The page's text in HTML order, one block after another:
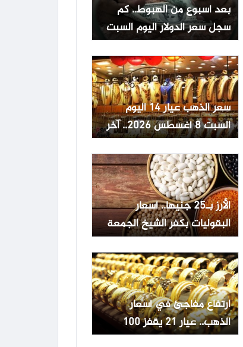
بعد أسبوع من الهبوط.. كم
سجل سعر الدولار اليوم السبت
8-8-2026 في البنوك؟
سعر الذهب عيار 14 اليوم
السبت 8 أغسطس 2026.. آخر
تحديث في محلات الصاغة
الأرز بـ25 جنيها.. أسعار
البقوليات بكفر الشيخ الجمعة
7 أغسطس 2026
ارتفاع مفاجئ في أسعار
الذهب.. عيار 21 يقفز 100
جنيه دفعة واحدة خلال